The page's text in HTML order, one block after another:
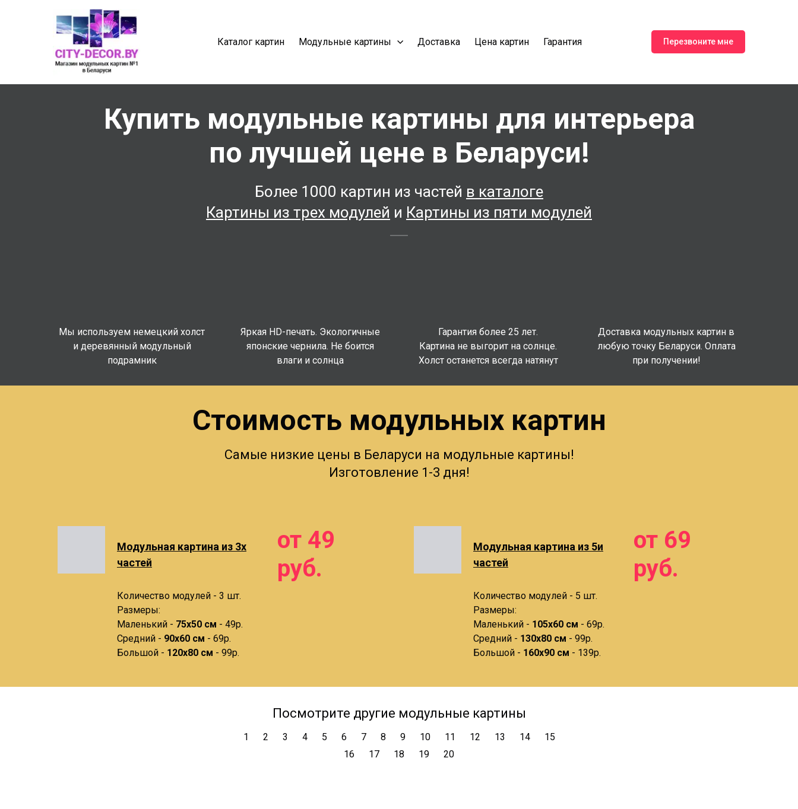
Каталог картин Модульные картины Доставка Цена картин Гарантия Перезвоните мне
Купить модульные картины для интерьера
по лучшей цене в Беларуси!
Более 1000 картин из частей в каталоге
Картины из трех модулей и Картины из пяти модулей
Мы используем немецкий холст
и деревянный модульный
подрамник
Яркая HD-печать. Экологичные
японские чернила. Не боится
влаги и солнца
Гарантия более 25 лет.
Картина не выгорит на солнце.
Холст останется всегда натянут
Доставка модульных картин в
любую точку Беларуси. Оплата
при получении!
Стоимость модульных картин
Самые низкие цены в Беларуси на модульные картины!
Изготовление 1-3 дня!
Модульная картина из 3х
частей
от 49
руб.
Количество модулей - 3 шт.
Размеры:
Маленький - 75х50 см - 49р.
Средний - 90x60 см - 69р.
Большой - 120х80 см - 99р.
Модульная картина из 5и
частей
от 69
руб.
Количество модулей - 5 шт.
Размеры:
Маленький - 105х60 см - 69р.
Средний - 130х80 см - 99р.
Большой - 160х90 см - 139р.
Посмотрите другие модульные картины
1 2 3 4 5 6 7 8 9 10 11 12 13 14
15
16
17 18 19 20